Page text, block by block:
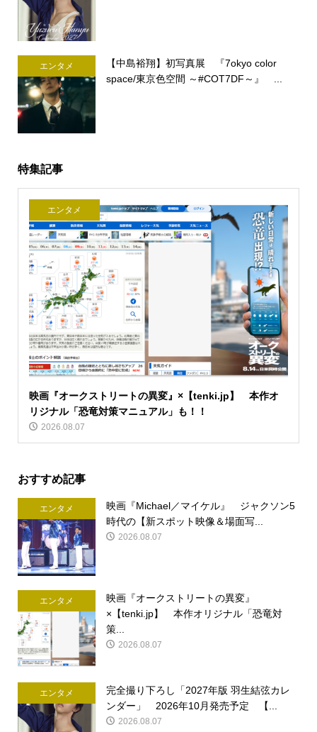
エンタメ
【中島裕翔】初写真展 『7okyo color
space/東京色空間 ～#COT7DF～』 ...
特集記事
エンタメ
映画『オークストリートの異変』×【tenki.jp】 本作オ
リジナル「恐竜対策マニュアル」も！！
2026.08.07
おすすめ記事
エンタメ
映画『Michael／マイケル』 ジャクソン5
時代の【新スポット映像＆場面写...
2026.08.07
エンタメ
映画『オークストリートの異変』
×【tenki.jp】 本作オリジナル「恐竜対
策...
2026.08.07
エンタメ
完全撮り下ろし「2027年版 羽生結弦カレ
ンダー」 2026年10月発売予定 【...
2026.08.07